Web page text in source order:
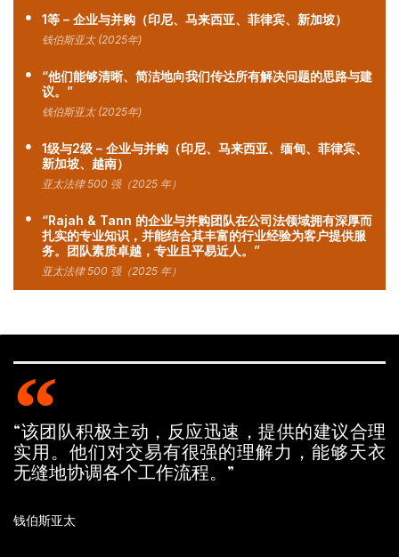
1等 – 企业与并购（印尼、马来西亚、菲律宾、新加坡）
钱伯斯亚太 (2025年)
“他们能够清晰、简洁地向我们传达所有解决问题的思路与建
议。”
钱伯斯亚太 (2025年)
1级与2级 – 企业与并购（印尼、马来西亚、缅甸、菲律宾、
新加坡、越南）
亚太法律 500 强（2025 年）
“Rajah & Tann 的企业与并购团队在公司法领域拥有深厚而
扎实的专业知识，并能结合其丰富的行业经验为客户提供服
务。团队素质卓越，专业且平易近人。”
亚太法律 500 强（2025 年）
“该团队积极主动，反应迅速，提供的建议合理
实用。他们对交易有很强的理解力，能够天衣
无缝地协调各个工作流程。”
钱伯斯亚太